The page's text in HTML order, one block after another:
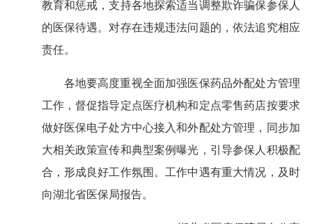
教育和惩戒，支持各地探索适当调整欺诈骗保参保人
的医保待遇。对存在违规违法问题的，依法追究相应
责任。
各地要高度重视全面加强医保药品外配处方管理
工作，督促指导定点医疗机构和定点零售药店按要求
做好医保电子处方中心接入和外配处方管理，同步加
大相关政策宣传和典型案例曝光，引导参保人积极配
合，形成良好工作氛围。工作中遇有重大情况，及时
向湖北省医保局报告。